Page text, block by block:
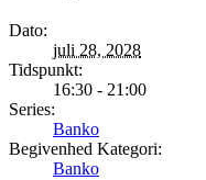
Dato:
juli 28, 2028
Tidspunkt:
16:30 - 21:00
Series:
Banko
Begivenhed Kategori:
Banko